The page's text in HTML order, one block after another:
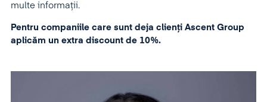
multe informații.
Pentru companiile care sunt deja clienți Ascent Group
aplicăm un extra discount de 10%.